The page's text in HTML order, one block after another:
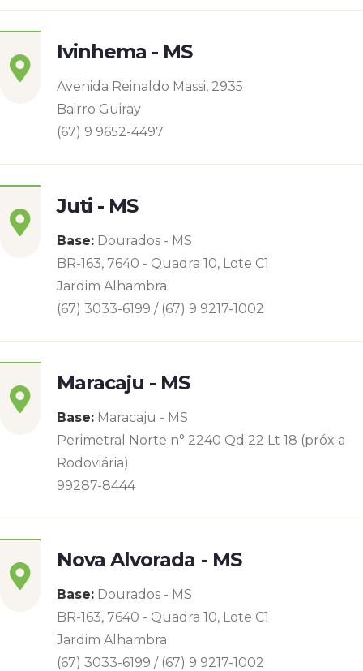
Ivinhema - MS
Avenida Reinaldo Massi, 2935
Bairro Guiray
(67) 9 9652-4497
Juti - MS
Base: Dourados - MS
BR-163, 7640 - Quadra 10, Lote C1
Jardim Alhambra
(67) 3033-6199 / (67) 9 9217-1002
Maracaju - MS
Base: Maracaju - MS
Perimetral Norte n° 2240 Qd 22 Lt 18 (próx a
Rodoviária)
99287-8444
Nova Alvorada - MS
Base: Dourados - MS
BR-163, 7640 - Quadra 10, Lote C1
Jardim Alhambra
(67) 3033-6199 / (67) 9 9217-1002